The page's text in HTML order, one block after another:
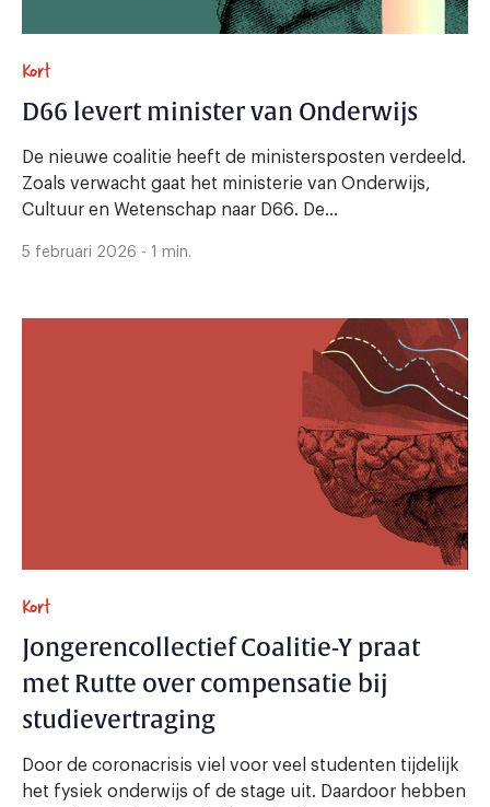
Kort
D66 levert minister van Onderwijs
De nieuwe coalitie heeft de ministersposten verdeeld.
Zoals verwacht gaat het ministerie van Onderwijs,
Cultuur en Wetenschap naar D66. De...
5 februari 2026 - 1 min.
Kort
Jongerencollectief Coalitie-Y praat
met Rutte over compensatie bij
studievertraging
Door de coronacrisis viel voor veel studenten tijdelijk
het fysiek onderwijs of de stage uit. Daardoor hebben